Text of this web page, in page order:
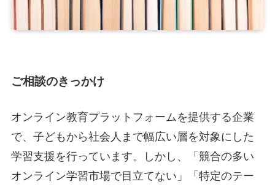
ご相談のきっかけ
オンライン教育プラットフォームを提供する企業
で、子どもから社会人まで幅広い層を対象にした
学習支援を行っています。しかし、「競合の多い
オンライン学習市場で目立てない」「特定のテー